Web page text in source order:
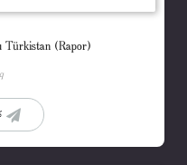
(Rapor)